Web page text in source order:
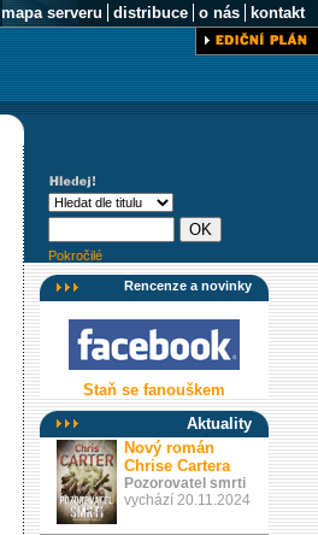
mapa serveru distribuce o nás kontakt
Pokročilé
Rencenze a novinky
Staň se fanouškem
Aktuality
Nový román
Chrise Cartera
Pozorovatel smrti
vychází 20.11.2024